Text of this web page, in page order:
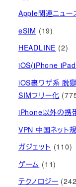
Apple関連ニュー
eSIM (19)
HEADLINE (2)
iOS(iPhone
iOS裏ワザ系 脱
SIMフリー化
iPhone以外の携
VPN 中国ネット
ガジェット (110)
ゲーム (11)
テクノロジー